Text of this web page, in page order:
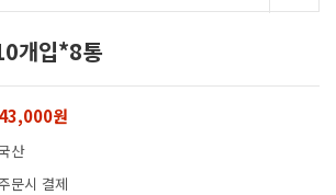
개입*8통
43,000원
산
문시 결제